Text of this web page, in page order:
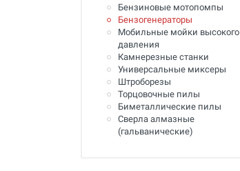
Бензиновые мотопомпы
Бензогенераторы
Мобильные мойки высокого
давления
Камнерезные станки
Универсальные миксеры
Штроборезы
Торцовочные пилы
Биметаллические пилы
Сверла алмазные
(гальванические)